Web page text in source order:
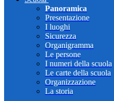
Panoramica
Presentazione
I luoghi
Sicurezza
Organigramma
Le persone
I numeri della scuola
Le carte della scuola
Organizzazione
La storia